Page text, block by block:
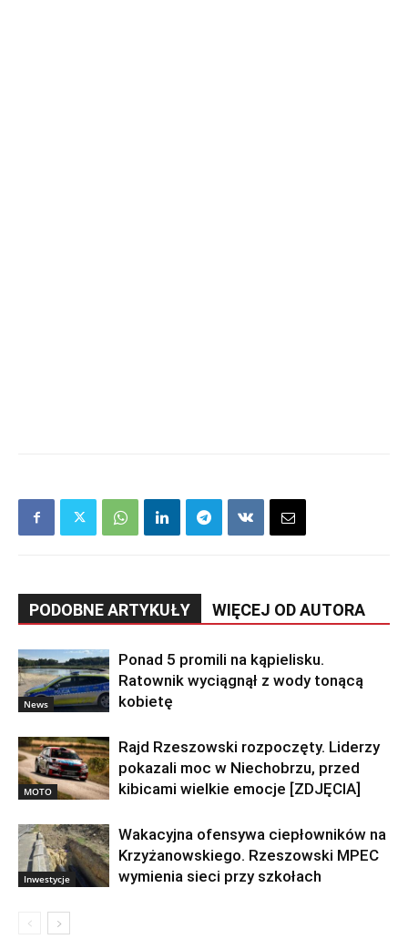
PODOBNE ARTYKUŁY WIĘCEJ OD AUTORA
News
Ponad 5 promili na kąpielisku.
Ratownik wyciągnął z wody tonącą
kobietę
MOTO
Rajd Rzeszowski rozpoczęty. Liderzy
pokazali moc w Niechobrzu, przed
kibicami wielkie emocje [ZDJĘCIA]
Inwestycje
Wakacyjna ofensywa ciepłowników na
Krzyżanowskiego. Rzeszowski MPEC
wymienia sieci przy szkołach